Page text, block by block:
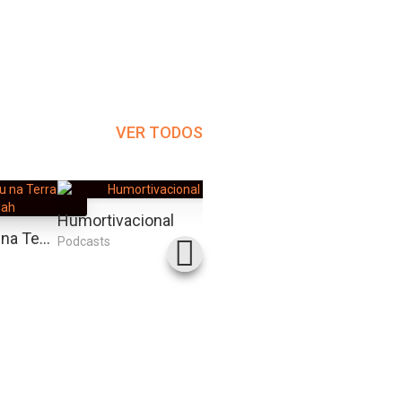
VER TODOS
Hermanoteu na Terra de Godah
Humortivacional
Podcasts